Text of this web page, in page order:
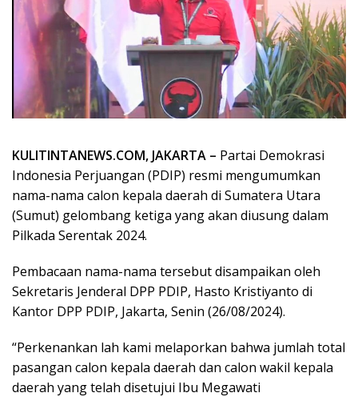
KULITINTANEWS.COM, JAKARTA – Partai Demokrasi
Indonesia Perjuangan (PDIP) resmi mengumumkan
nama-nama calon kepala daerah di Sumatera Utara
(Sumut) gelombang ketiga yang akan diusung dalam
Pilkada Serentak 2024.
Pembacaan nama-nama tersebut disampaikan oleh
Sekretaris Jenderal DPP PDIP, Hasto Kristiyanto di
Kantor DPP PDIP, Jakarta, Senin (26/08/2024).
“Perkenankan lah kami melaporkan bahwa jumlah total
pasangan calon kepala daerah dan calon wakil kepala
daerah yang telah disetujui Ibu Megawati